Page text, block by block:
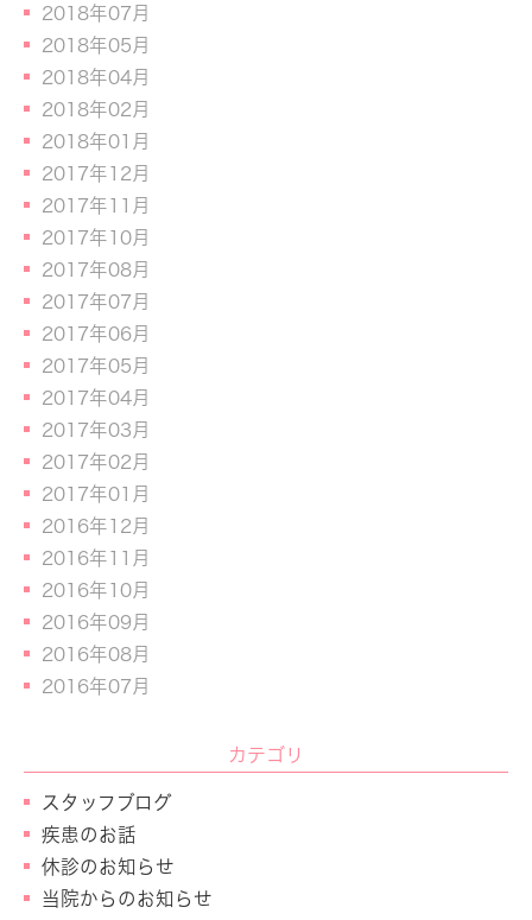
2018年07月
2018年05月
2018年04月
2018年02月
2018年01月
2017年12月
2017年11月
2017年10月
2017年08月
2017年07月
2017年06月
2017年05月
2017年04月
2017年03月
2017年02月
2017年01月
2016年12月
2016年11月
2016年10月
2016年09月
2016年08月
2016年07月
カテゴリ
スタッフブログ
疾患のお話
休診のお知らせ
当院からのお知らせ